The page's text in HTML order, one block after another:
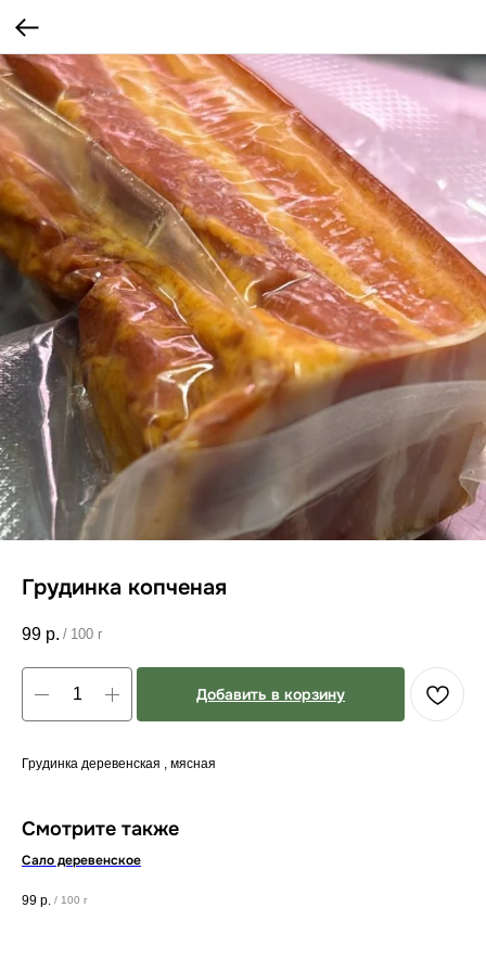
Грудинка копченая
99 р. / 100 г
Добавить в корзину
Грудинка деревенская , мясная
Смотрите также
Сало деревенское
99 р. / 100 г